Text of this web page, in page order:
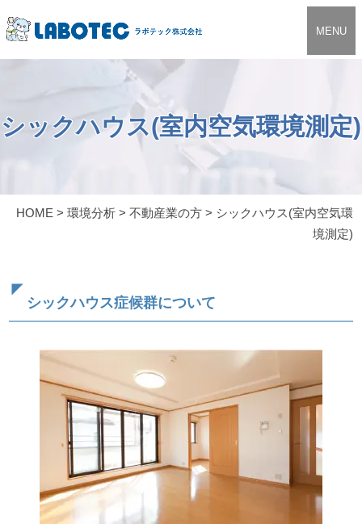
MENU
シックハウス(室内空気環境測定)
HOME > 環境分析> 不動産業の方> シックハウス(室内空気環
境測定)
シックハウス症候群について